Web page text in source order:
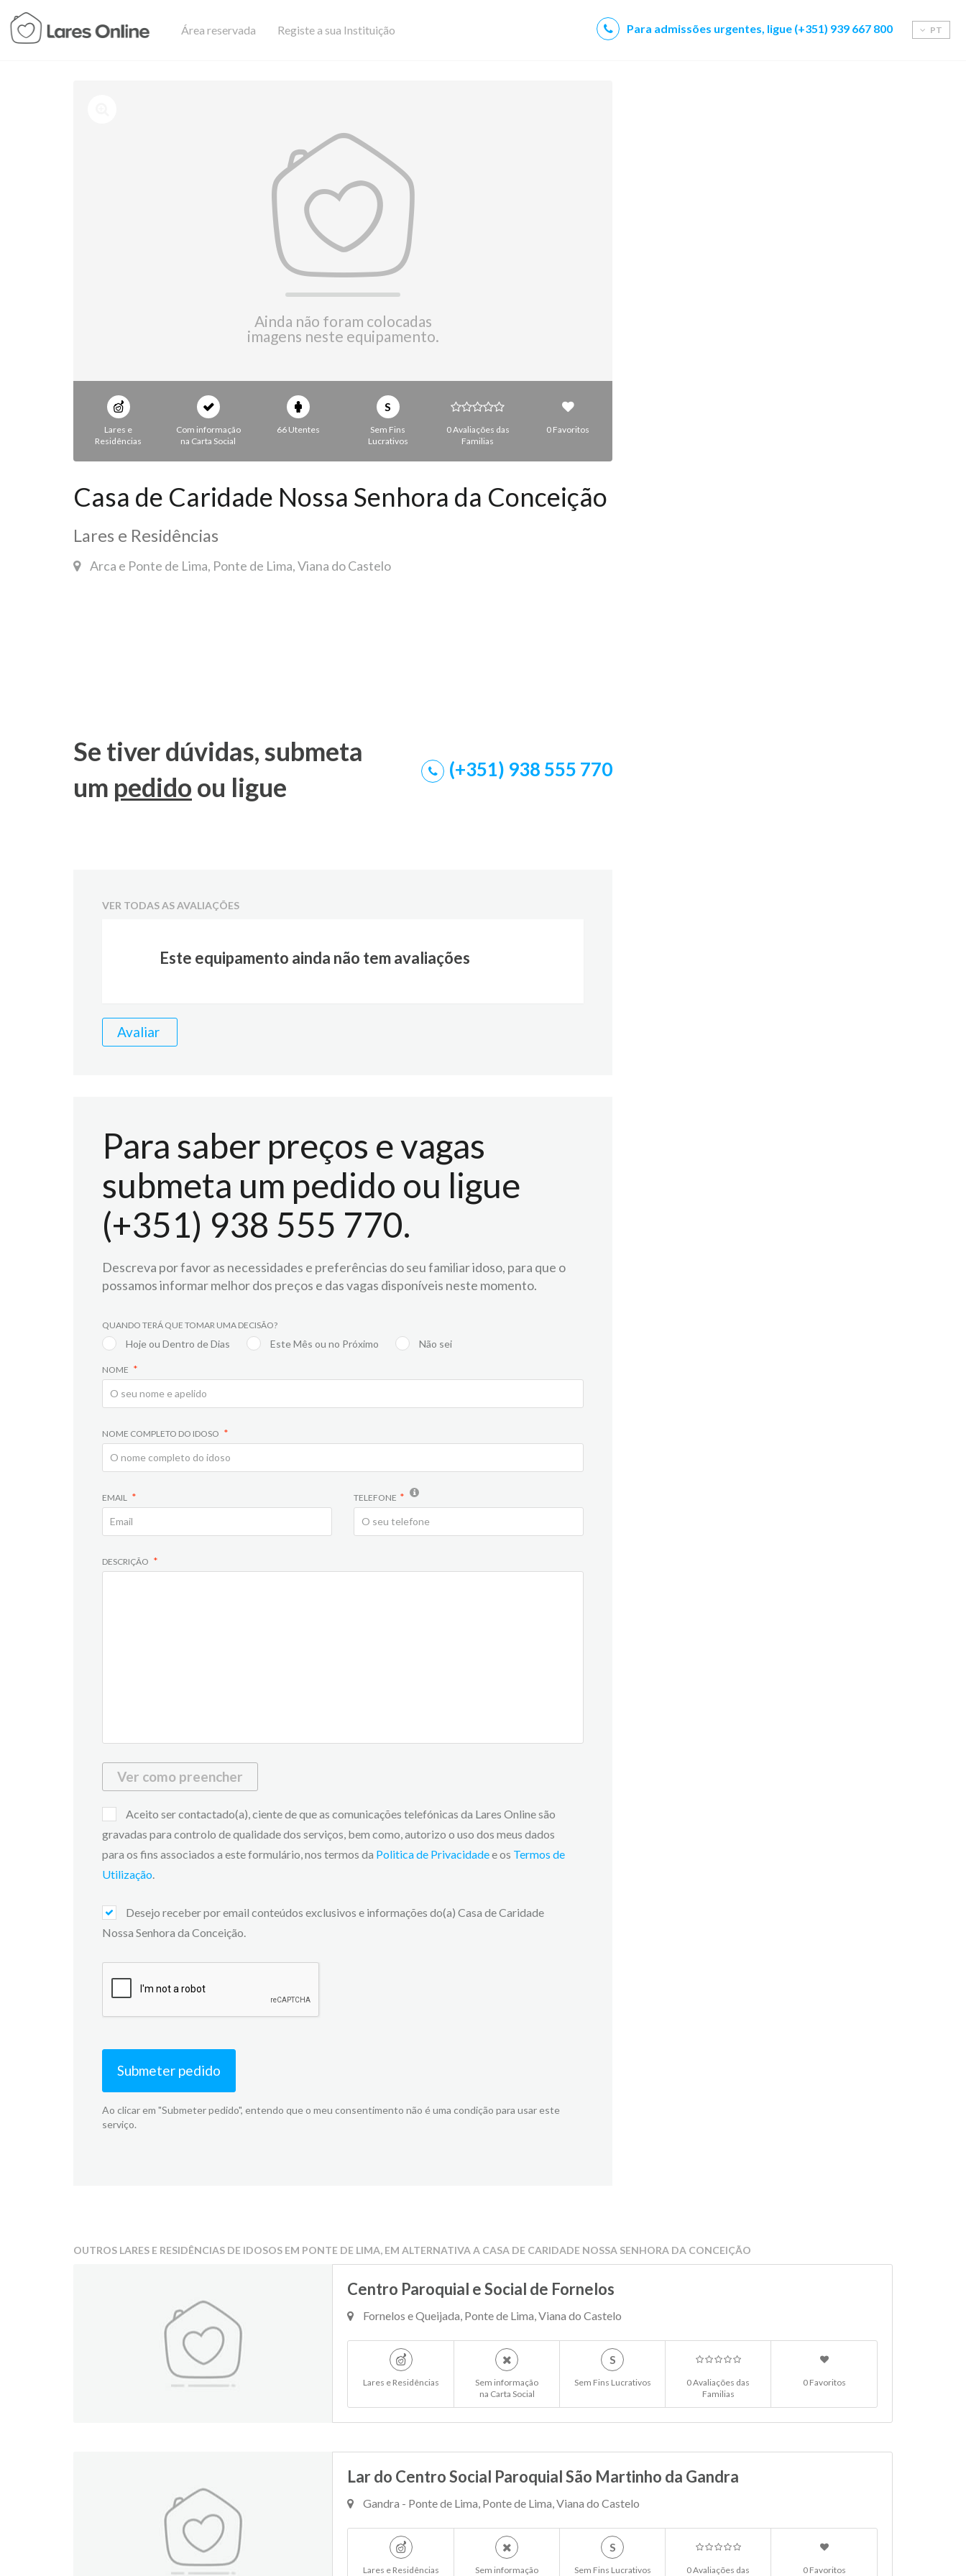
Área reservada Registe a sua Instituição PT
Para admissões urgentes, ligue (+351) 939 667 800
Ainda não foram colocadas
imagens neste equipamento.
Lares e
Residências
Com informação
na Carta Social
66 Utentes
S
Sem Fins
Lucrativos
0 Avaliações das
Familias
0 Favoritos
Casa de Caridade Nossa Senhora da Conceição
Lares e Residências
Arca e Ponte de Lima, Ponte de Lima, Viana do Castelo
Se tiver dúvidas, submeta
um pedido ou ligue
(+351) 938 555 770
VER TODAS AS AVALIAÇÕES
Este equipamento ainda não tem avaliações
Avaliar
Para saber preços e vagas
submeta um pedido ou ligue
(+351) 938 555 770.
Descreva por favor as necessidades e preferências do seu familiar idoso, para que o
possamos informar melhor dos preços e das vagas disponíveis neste momento.
QUANDO TERÁ QUE TOMAR UMA DECISÃO?
Hoje ou Dentro de Dias Este Mês ou no Próximo Não sei
NOME
NOME COMPLETO DO IDOSO
EMAIL TELEFONE
DESCRIÇÃO
Ver como preencher
Aceito ser contactado(a), ciente de que as comunicações telefónicas da Lares Online são
gravadas para controlo de qualidade dos serviços, bem como, autorizo o uso dos meus dados
para os fins associados a este formulário, nos termos da Politica de Privacidadee os Termos de
Utilização.
Desejo receber por email conteúdos exclusivos e informações do(a) Casa de Caridade
Nossa Senhora da Conceição.
Submeter pedido
Ao clicar em "Submeter pedido", entendo que o meu consentimento não é uma condição para usar este
serviço.
OUTROS LARES E RESIDÊNCIAS DE IDOSOS EM PONTE DE LIMA, EM ALTERNATIVA A CASA DE CARIDADE NOSSA SENHORA DA CONCEIÇÃO
Centro Paroquial e Social de Fornelos
Fornelos e Queijada, Ponte de Lima, Viana do Castelo
Lares e Residências
Sem informação
na Carta Social
S
Sem Fins Lucrativos
0 Avaliações das
Familias
0 Favoritos
Lar do Centro Social Paroquial São Martinho da Gandra
Gandra - Ponte de Lima, Ponte de Lima, Viana do Castelo
Lares e Residências Sem informação
S
Sem Fins Lucrativos 0 Avaliações das 0 Favoritos